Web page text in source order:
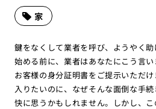
家
鍵をなくして業者を呼び、ようやく
始める前に、業者はあなたにこう言い
お客様の身分証明書をご提示いただ
入りたいのに、なぜそんな面倒な手
快に思うかもしれません。しかし、